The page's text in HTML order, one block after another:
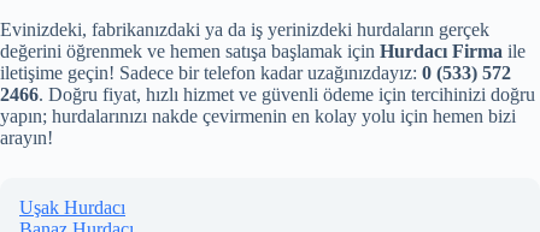
Evinizdeki, fabrikanızdaki ya da iş yerinizdeki hurdaların gerçek
değerini öğrenmek ve hemen satışa başlamak için Hurdacı Firma ile
iletişime geçin! Sadece bir telefon kadar uzağınızdayız: 0 (533) 572
2466. Doğru fiyat, hızlı hizmet ve güvenli ödeme için tercihinizi doğru
yapın; hurdalarınızı nakde çevirmenin en kolay yolu için hemen bizi
arayın!
Uşak Hurdacı